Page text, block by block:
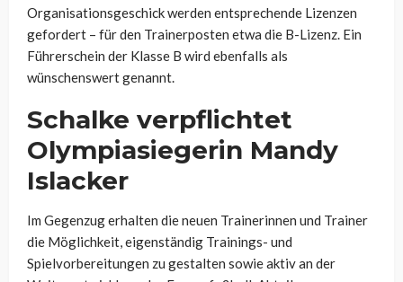
Organisationsgeschick werden entsprechende Lizenzen
gefordert – für den Trainerposten etwa die B-Lizenz. Ein
Führerschein der Klasse B wird ebenfalls als
wünschenswert genannt.
Schalke verpflichtet
Olympiasiegerin Mandy
Islacker
Im Gegenzug erhalten die neuen Trainerinnen und Trainer
die Möglichkeit, eigenständig Trainings- und
Spielvorbereitungen zu gestalten sowie aktiv an der